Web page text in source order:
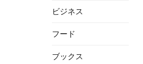
ビジネス
フード
ブックス